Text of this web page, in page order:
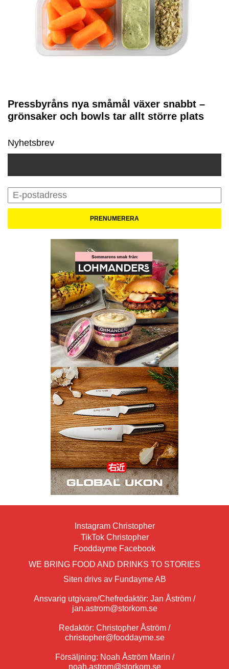
Pressbyråns nya småmål växer snabbt –
grönsaker och bowls tar allt större plats
Nyhetsbrev
Instagram Christopher
TikTok Christopher
Fooddayme Facebook
WE BRING FOOD AND DRINKS TO STORIES
Siten drivs av Fundayme AB
Ansvarig utgivare/Chefredaktör: Jan Åström /
jan.astrom@storkom.se
Redaktör: Christopher Åström /
christopher@fooddayme.se
Försäljning: Noah Åström Marin /
noah.astrom@storkom.se